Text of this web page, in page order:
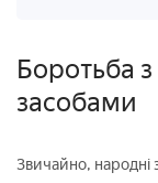
Боротьба
засобами
Звичайно, народні